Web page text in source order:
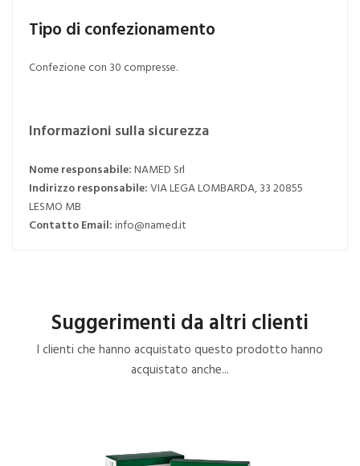
Tipo di confezionamento
Confezione con 30 compresse.
Informazioni sulla sicurezza
Nome responsabile:NAMED Srl
Indirizzo responsabile:VIA LEGA LOMBARDA, 33 20855
LESMO MB
Contatto Email:info@named.it
Suggerimenti da altri clienti
I clienti che hanno acquistato questo prodotto hanno
acquistato anche...